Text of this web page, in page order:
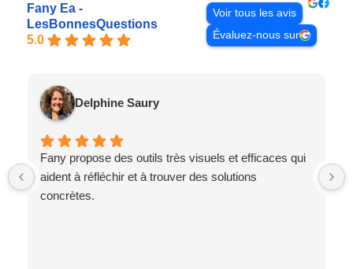
Fany Ea -
LesBonnesQuestions
5.0
Voir tous les avis
Évaluez-nous sur
Delphine Saury
Fany propose des outils très visuels et efficaces qui
aident à réfléchir et à trouver des solutions
concrètes.